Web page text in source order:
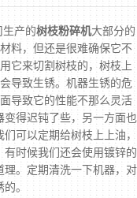
产的树枝粉碎机大部分的
料，但还是很难确保它不
它来切割树枝的，树枝上
导致生锈。机器生锈的危
导致它的性能不那么灵活
变得迟钝了些，另一方面也
可以定期给树枝上上油，
时候我们还会使用镀锌的
理。定期清洗一下机器，对
。